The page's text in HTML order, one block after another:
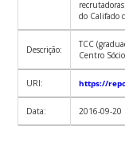
do Califado
Descrição:
TCC
Centro
URI: https://
Data: 2016-09-20